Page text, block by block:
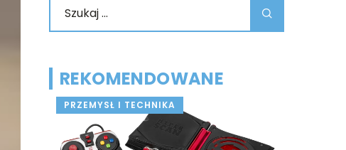
REKOMENDOWANE
PRZEMYSŁ I TECHNIKA